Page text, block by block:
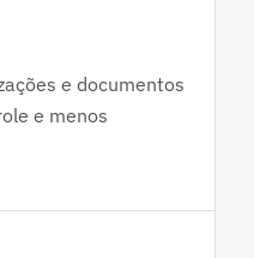
e documentos
e menos